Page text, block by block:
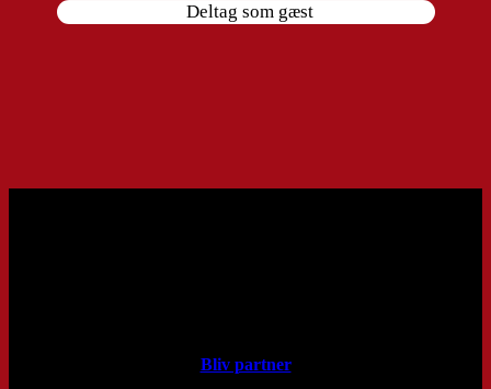
Deltag som gæst
Bliv partner